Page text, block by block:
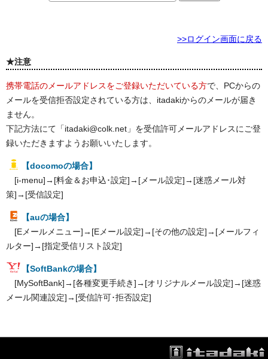
>>ログイン画面に戻る
★注意
携帯電話のメールアドレスをご登録いただいている方で、PCからの
メールを受信拒否設定されている方は、itadakiからのメールが届き
ません。
下記方法にて「itadaki@colk.net」を受信許可メールアドレスにご登
録いただきますようお願いいたします。
【docomoの場合】
[i-menu]→[料金＆お申込･設定]→[メール設定]→[迷惑メール対
策]→[受信設定]
【auの場合】
[Eメールメニュー]→[Eメール設定]→[その他の設定]→[メールフィ
ルター]→[指定受信リスト設定]
【SoftBankの場合】
[MySoftBank]→[各種変更手続き]→[オリジナルメール設定]→[迷惑
メール関連設定]→[受信許可･拒否設定]